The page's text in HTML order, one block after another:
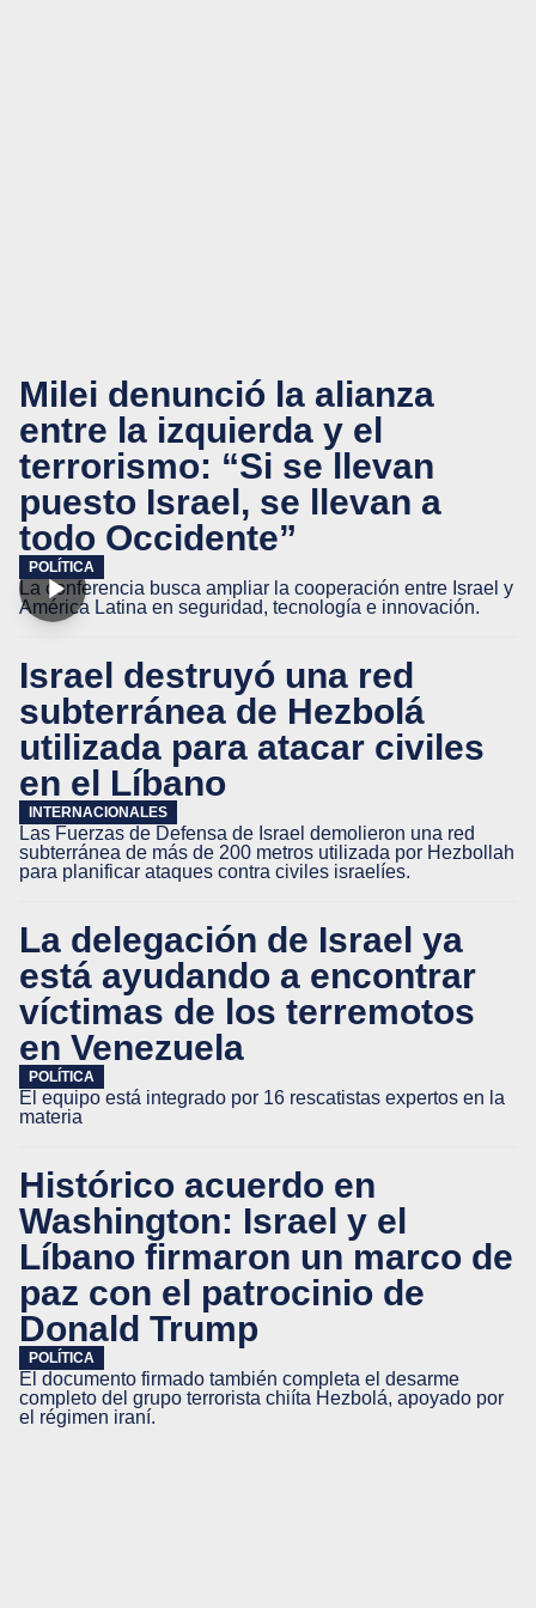
Milei denunció la alianza
entre la izquierda y el
terrorismo: “Si se llevan
puesto Israel, se llevan a
todo Occidente”
POLÍTICA
La conferencia busca ampliar la cooperación entre Israel y
América Latina en seguridad, tecnología e innovación.
Israel destruyó una red
subterránea de Hezbolá
utilizada para atacar civiles
en el Líbano
INTERNACIONALES
Las Fuerzas de Defensa de Israel demolieron una red
subterránea de más de 200 metros utilizada por Hezbollah
para planificar ataques contra civiles israelíes.
La delegación de Israel ya
está ayudando a encontrar
víctimas de los terremotos
en Venezuela
POLÍTICA
El equipo está integrado por 16 rescatistas expertos en la
materia
Histórico acuerdo en
Washington: Israel y el
Líbano firmaron un marco de
paz con el patrocinio de
Donald Trump
POLÍTICA
El documento firmado también completa el desarme
completo del grupo terrorista chiíta Hezbolá, apoyado por
el régimen iraní.